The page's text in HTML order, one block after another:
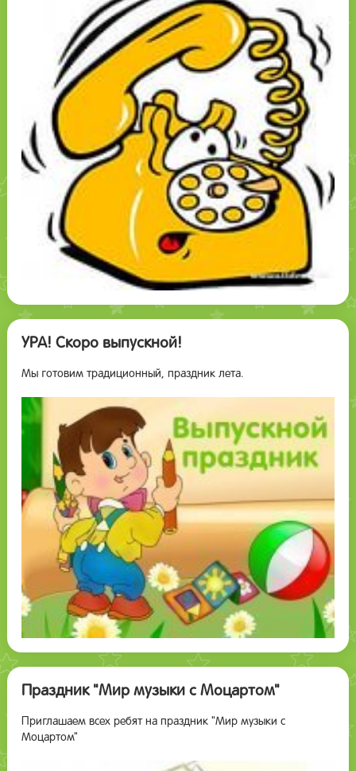
УРА! Скоро выпускной!
Мы готовим традиционный, праздник лета.
Праздник "Мир музыки с Моцартом"
Приглашаем всех ребят на праздник "Мир музыки с
Моцартом"